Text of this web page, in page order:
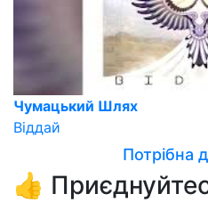
Чумацький Шлях
Віддай
Потрібна
👍